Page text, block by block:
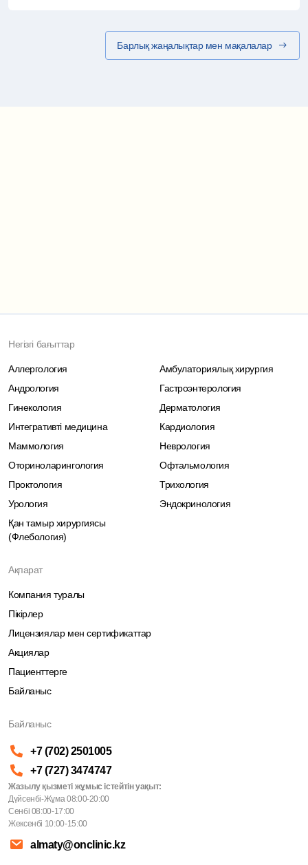
Барлық жаңалықтар мен мақалалар
Негізгі бағыттар
Аллергология
Амбулаториялық хирургия
Андрология
Гастроэнтерология
Гинекология
Дерматология
Интегративті медицина
Кардиология
Маммология
Неврология
Оториноларингология
Офтальмология
Проктология
Трихология
Урология
Эндокринология
Қан тамыр хирургиясы
(Флебология)
Ақпарат
Компания туралы
Пікірлер
Лицензиялар мен сертификаттар
Акциялар
Пациенттерге
Байланыс
Байланыс
+7 (702) 2501005
+7 (727) 3474747
Жазылу қызметі жұмыс істейтін уақыт:
Дүйсенбі-Жұма 08:00-20:00
Сенбі 08:00-17:00
Жексенбі 10:00-15:00
almaty@onclinic.kz